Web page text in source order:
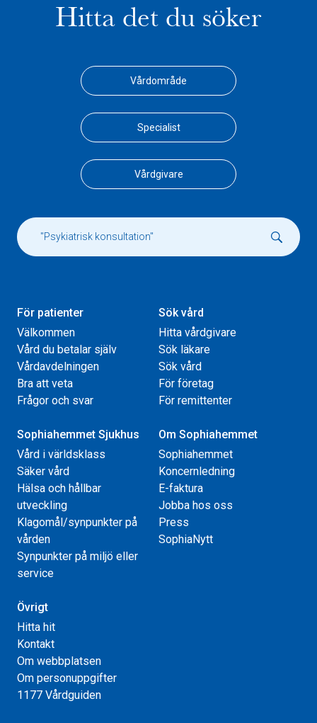
Hitta det du söker
Vårdområde
Specialist
Vårdgivare
För patienter
Välkommen
Vård du betalar själv
Vårdavdelningen
Bra att veta
Frågor och svar
Sök vård
Hitta vårdgivare
Sök läkare
Sök vård
För företag
För remittenter
Sophiahemmet Sjukhus
Vård i världsklass
Säker vård
Hälsa och hållbar
utveckling
Klagomål/synpunkter på
vården
Synpunkter på miljö eller
service
Om Sophiahemmet
Sophiahemmet
Koncernledning
E-faktura
Jobba hos oss
Press
SophiaNytt
Övrigt
Hitta hit
Kontakt
Om webbplatsen
Om personuppgifter
1177 Vårdguiden